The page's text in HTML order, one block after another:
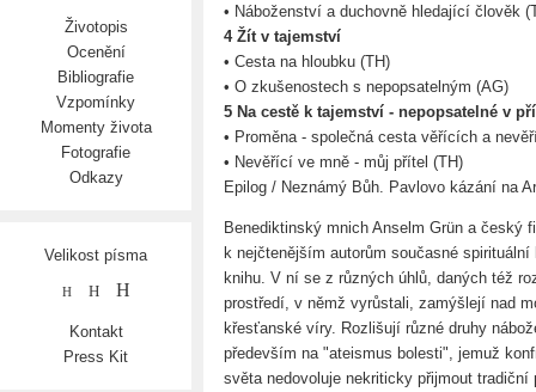
Životopis
Ocenění
Bibliografie
Vzpomínky
Momenty života
Fotografie
Odkazy
Velikost písma
H H H
Kontakt
Press Kit
• Náboženství a duchovně hledající člověk
4 Žít v tajemství
• Cesta na hloubku (TH)
• O zkušenostech s nepopsatelným (AG)
5 Na cestě k tajemství - nepopsatelné v
• Proměna - společná cesta věřících a
• Nevěřící ve mně - můj přítel (TH)
Epilog / Neznámý Bůh. Pavlovo kázání na
Benediktinský mnich Anselm Grün a
k nejčtenějším autorům současné
knihu. V ní se z různých úhlů, daných též
prostředí, v němž vyrůstali, zamýšlejí nad
křesťanské víry. Rozlišují různé druhy
především na "ateismus bolesti", jemuž
světa nedovoluje nekriticky přijmout